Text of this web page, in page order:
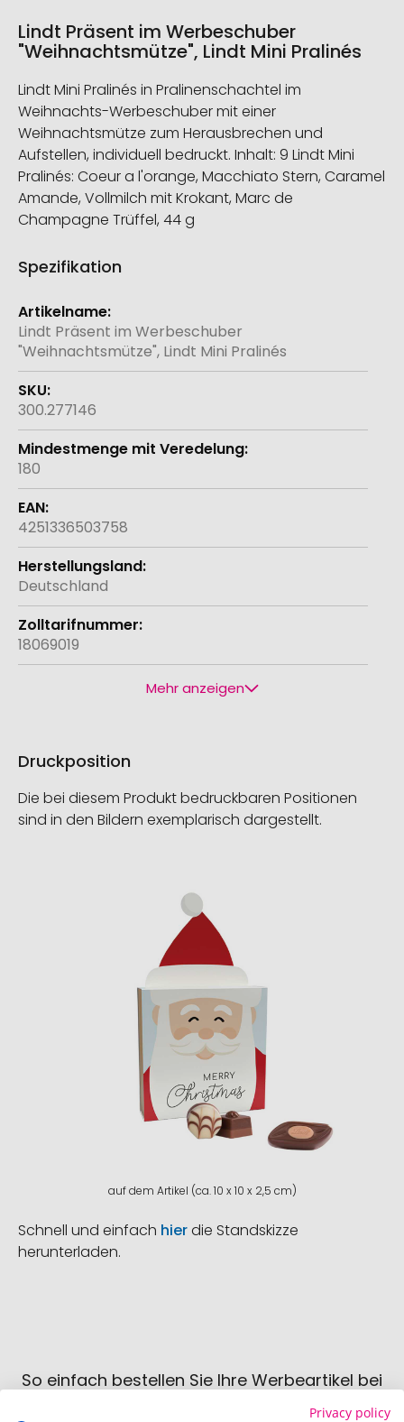
Lindt Präsent im Werbeschuber
"Weihnachtsmütze", Lindt Mini Pralinés
Lindt Mini Pralinés in Pralinenschachtel im
Weihnachts-Werbeschuber mit einer
Weihnachtsmütze zum Herausbrechen und
Aufstellen, individuell bedruckt. Inhalt: 9 Lindt Mini
Pralinés: Coeur a l'orange, Macchiato Stern, Caramel
Amande, Vollmilch mit Krokant, Marc de
Champagne Trüffel, 44 g
Spezifikation
Weitere
Informationen
Lindt Präsent im Werbeschuber
"Weihnachtsmütze", Lindt Mini Pralinés
300.277146
180
4251336503758
Deutschland
18069019
Mehr anzeigen
Druckposition
Die bei diesem Produkt bedruckbaren Positionen
sind in den Bildern exemplarisch dargestellt.
auf dem Artikel (ca. 10 x 10 x 2,5 cm)
Schnell und einfach hierdie Standskizze
herunterladen.
So einfach bestellen Sie Ihre Werbeartikel bei
Pinkcube
Privacy policy